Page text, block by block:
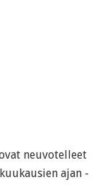
neuvotelleet
ajan -